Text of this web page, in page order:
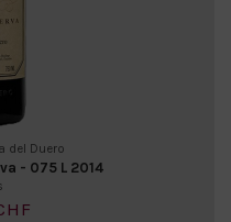
del Duero
- 075 L 2014